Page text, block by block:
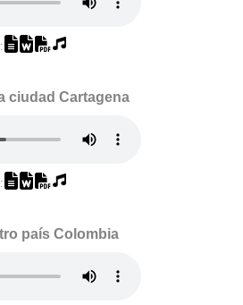
ciudad Cartagena
país Colombia